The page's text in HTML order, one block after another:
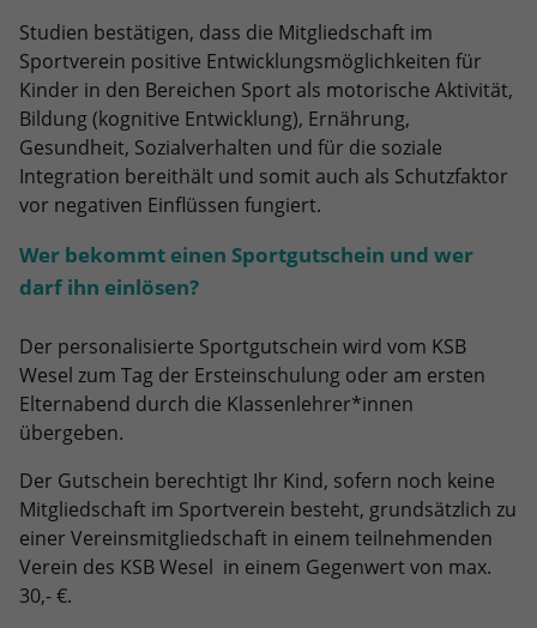
Studien bestätigen, dass die Mitgliedschaft im
Sportverein positive Entwicklungsmöglichkeiten für
Kinder in den Bereichen Sport als motorische Aktivität,
Bildung (kognitive Entwicklung), Ernährung,
Gesundheit, Sozialverhalten und für die soziale
Integration bereithält und somit auch als Schutzfaktor
vor negativen Einflüssen fungiert.
Wer bekommt einen Sportgutschein und wer
darf ihn einlösen?
Der personalisierte Sportgutschein wird vom KSB
Wesel zum Tag der Ersteinschulung oder am ersten
Elternabend durch die Klassenlehrer*innen
übergeben.
Der Gutschein berechtigt Ihr Kind, sofern noch keine
Mitgliedschaft im Sportverein besteht, grundsätzlich zu
einer Vereinsmitgliedschaft in einem teilnehmenden
Verein des KSB Wesel in einem Gegenwert von max.
30,- €.